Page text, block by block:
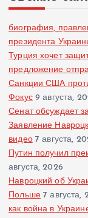
биография,
президента
Турция хочет
предложение
Санкции США
Фокус 9 августа,
Сенат обсуждает
Заявление
видео 7 августа,
Путин получил
августа, 2026
Навроцкий об
Польше 7 августа,
как война в